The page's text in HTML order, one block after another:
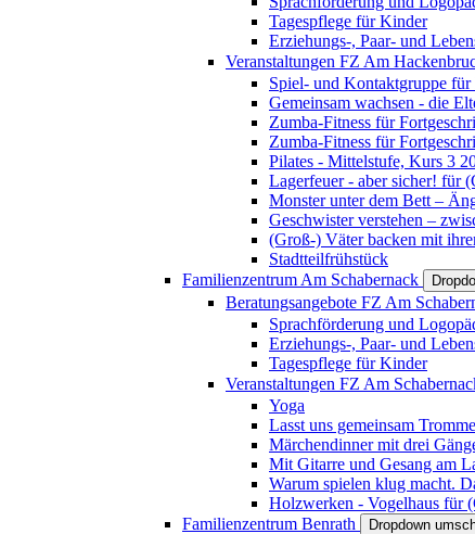
Tagespflege für Kinder
Erziehungs-, Paar- und
Veranstaltungen FZ Am
Spiel- und Kontaktgruppe
Gemeinsam wachsen - die
Zumba-Fitness für
Zumba-Fitness für
Pilates - Mittelstufe, Kurs 3
Lagerfeuer - aber sicher! für
Monster unter dem Bett –
Geschwister verstehen –
(Groß-) Väter backen mit
Stadtteilfrühstück
Familienzentrum Am Schabernack
Beratungsangebote FZ Am
Sprachförderung und
Erziehungs-, Paar- und
Tagespflege für Kinder
Veranstaltungen FZ Am
Yoga
Lasst uns gemeinsam
Märchendinner mit drei
Mit Gitarre und Gesang am
Warum spielen klug macht.
Holzwerken - Vogelhaus für
Familienzentrum Benrath
Dropdown